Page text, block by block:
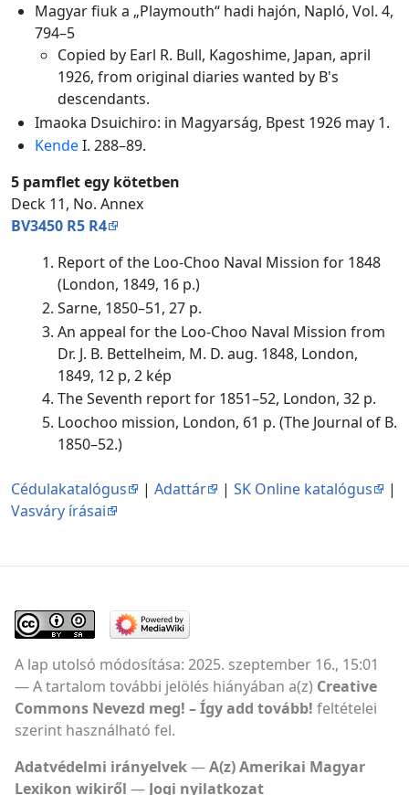
Magyar fiuk a „Playmouth“ hadi hajón, Napló, Vol. 4,
794–5
Copied by Earl R. Bull, Kagoshime, Japan, april
1926, from original diaries wanted by B's
descendants.
Imaoka Dsuichiro: in Magyarság, Bpest 1926 may 1.
KendeI. 288–89.
5 pamflet egy kötetben
Deck 11, No. Annex
BV3450 R5 R4
Report of the Loo-Choo Naval Mission for 1848
(London, 1849, 16 p.)
Sarne, 1850–51, 27 p.
An appeal for the Loo-Choo Naval Mission from
Dr. J. B. Bettelheim, M. D. aug. 1848, London,
1849, 12 p, 2 kép
The Seventh report for 1851–52, London, 32 p.
Loochoo mission, London, 61 p. (The Journal of B.
1850–52.)
Cédulakatalógus | Adattár | SK Online katalógus
|
Vasváry írásai
A lap utolsó módosítása: 2025. szeptember 16., 15:01
A tartalom további jelölés hiányában a(z) Creative
Commons Nevezd meg! – Így add tovább! feltételei
szerint használható fel.
Adatvédelmi irányelvek
A(z) Amerikai Magyar
Lexikon wikiről
Jogi nyilatkozat